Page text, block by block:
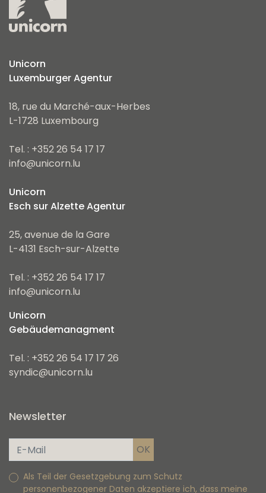
Unicorn
Luxemburger Agentur
18, rue du Marché-aux-Herbes
L-1728 Luxembourg
Tel. : +352 26 54 17 17
info@unicorn.lu
Unicorn
Esch sur Alzette Agentur
25, avenue de la Gare
L-4131 Esch-sur-Alzette
Tel. : +352 26 54 17 17
info@unicorn.lu
Unicorn
Gebäudemanagment
Tel. : +352 26 54 17 17 26
syndic@unicorn.lu
Newsletter
Als Teil der Gesetzgebung zum Schutz
personenbezogener Daten akzeptiere ich, dass meine